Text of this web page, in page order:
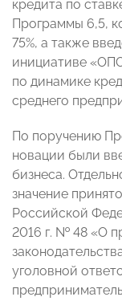
кредита по
Программы 6,5,
75%, а также
инициативе
по динамике
среднего
По поручению
новации были
бизнеса.
значение
Российской
2016 г. № 48 «О
уголовной